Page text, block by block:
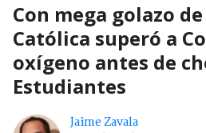
Con mega golazo
Católica superó a
oxígeno antes de
Estudiantes
Jaime Zavala